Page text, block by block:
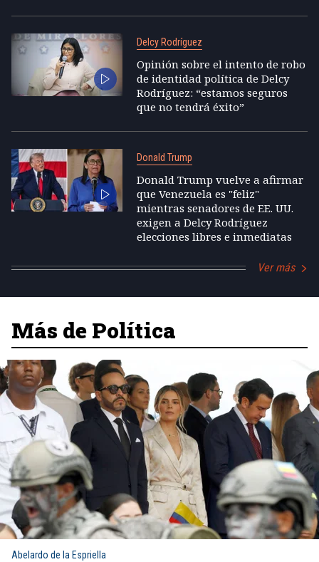
Delcy Rodríguez
Opinión sobre el intento de robo
de identidad política de Delcy
Rodríguez: “estamos seguros
que no tendrá éxito”
Donald Trump
Donald Trump vuelve a afirmar
que Venezuela es "feliz"
mientras senadores de EE. UU.
exigen a Delcy Rodríguez
elecciones libres e inmediatas
Ver más
Más de Política
Abelardo de la Espriella